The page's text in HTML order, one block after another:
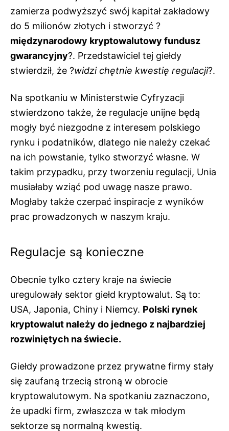
zamierza podwyższyć swój kapitał zakładowy
do 5 milionów złotych i stworzyć ?
międzynarodowy kryptowalutowy fundusz
gwarancyjny?. Przedstawiciel tej giełdy
stwierdził, że ?widzi chętnie kwestię regulacji?.
Na spotkaniu w Ministerstwie Cyfryzacji
stwierdzono także, że regulacje unijne będą
mogły być niezgodne z interesem polskiego
rynku i podatników, dlatego nie należy czekać
na ich powstanie, tylko stworzyć własne. W
takim przypadku, przy tworzeniu regulacji, Unia
musiałaby wziąć pod uwagę nasze prawo.
Mogłaby także czerpać inspiracje z wyników
prac prowadzonych w naszym kraju.
Regulacje są konieczne
Obecnie tylko cztery kraje na świecie
uregulowały sektor giełd kryptowalut. Są to:
USA, Japonia, Chiny i Niemcy. Polski rynek
kryptowalut należy do jednego z najbardziej
rozwiniętych na świecie.
Giełdy prowadzone przez prywatne firmy stały
się zaufaną trzecią stroną w obrocie
kryptowalutowym. Na spotkaniu zaznaczono,
że upadki firm, zwłaszcza w tak młodym
sektorze są normalną kwestią.